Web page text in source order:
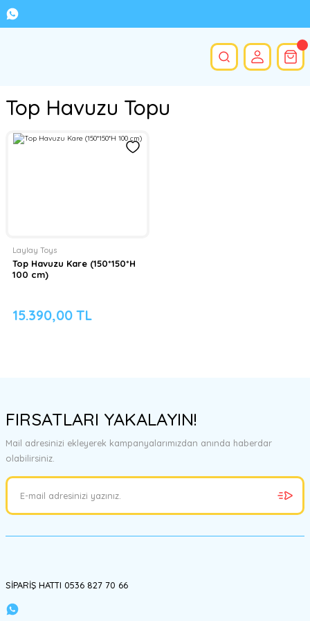
Top Havuzu Topu
Laylay Toys
Top Havuzu Kare (150*150*H
100 cm)
15.390,00 TL
FIRSATLARI YAKALAYIN!
Mail adresinizi ekleyerek kampanyalarımızdan anında haberdar
olabilirsiniz.
SİPARİŞ HATTI 0536 827 70 66